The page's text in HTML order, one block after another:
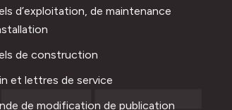
d’exploitation, de maintenance
de construction
et lettres de service
de modification de publication